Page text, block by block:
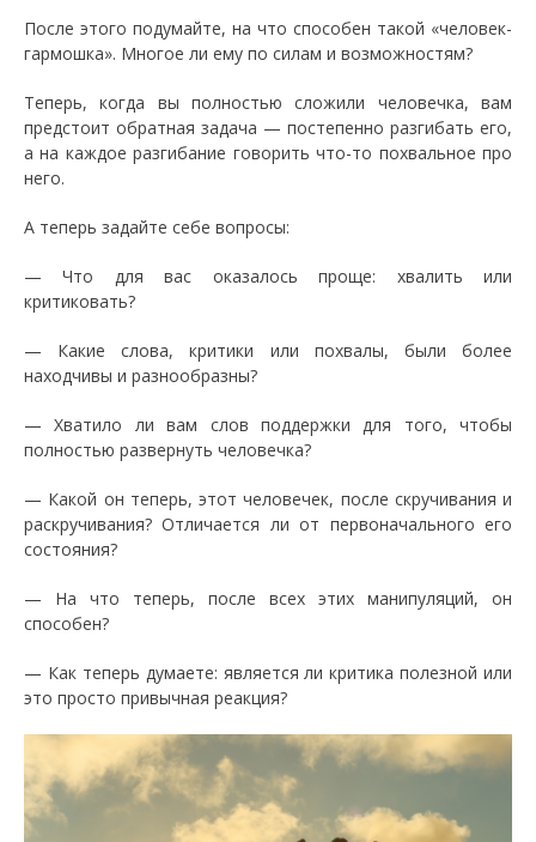
После этого подумайте, на что способен такой «человек-
гармошка». Многое ли ему по силам и возможностям?
Теперь, когда вы полностью сложили человечка, вам
предстоит обратная задача — постепенно разгибать его,
а на каждое разгибание говорить что-то похвальное про
него.
А теперь задайте себе вопросы:
— Что для вас оказалось проще: хвалить или
критиковать?
— Какие слова, критики или похвалы, были более
находчивы и разнообразны?
— Хватило ли вам слов поддержки для того, чтобы
полностью развернуть человечка?
— Какой он теперь, этот человечек, после скручивания и
раскручивания? Отличается ли от первоначального его
состояния?
— На что теперь, после всех этих манипуляций, он
способен?
— Как теперь думаете: является ли критика полезной или
это просто привычная реакция?